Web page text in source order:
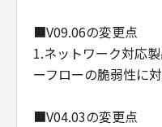
■V09.06の変更点
1.ネットワーク対応
ーフローの脆弱性に
■V04.03の変更点